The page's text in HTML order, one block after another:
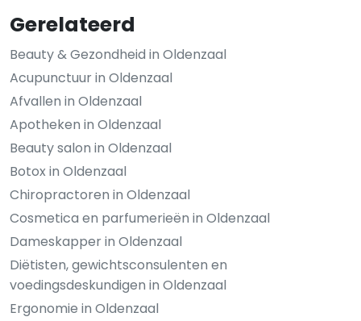
Gerelateerd
Beauty & Gezondheid in Oldenzaal
Acupunctuur in Oldenzaal
Afvallen in Oldenzaal
Apotheken in Oldenzaal
Beauty salon in Oldenzaal
Botox in Oldenzaal
Chiropractoren in Oldenzaal
Cosmetica en parfumerieën in Oldenzaal
Dameskapper in Oldenzaal
Diëtisten, gewichtsconsulenten en
voedingsdeskundigen in Oldenzaal
Ergonomie in Oldenzaal